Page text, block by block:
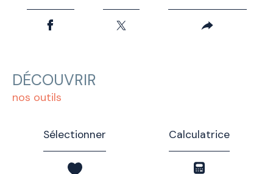
DÉCOUVRIR
nos outils
Sélectionner Calculatrice